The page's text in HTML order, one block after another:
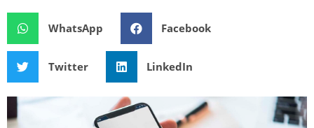
WhatsApp Facebook
Twitter LinkedIn